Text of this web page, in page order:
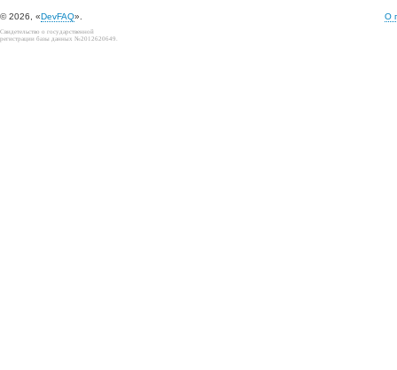
© 2026, «DevFAQ». О
Свидетельство о государственной
регистрации базы данных №2012620649.